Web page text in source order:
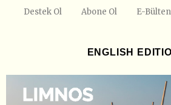
Destek Ol Abone Ol E-Bülten
ENGLISH